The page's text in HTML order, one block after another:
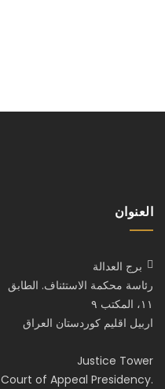
العنوان
برج العدالة
رئاسة محكمة الاستئناف. الطابق
١١، المكتب ٩
اربيل اقليم كوردستان العراق
Justice Tower
Court of Appeal Presidency.